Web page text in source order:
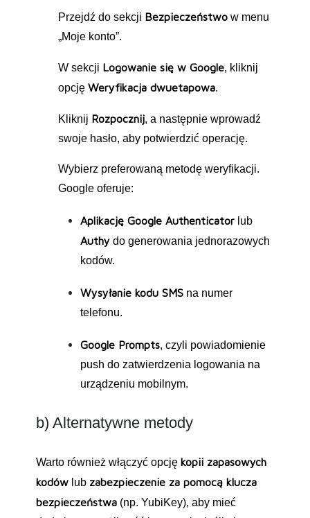
Przejdź do sekcji Bezpieczeństwo w menu
„Moje konto”.
W sekcji Logowanie się w Google, kliknij
opcję Weryfikacja dwuetapowa.
Kliknij Rozpocznij, a następnie wprowadź
swoje hasło, aby potwierdzić operację.
Wybierz preferowaną metodę weryfikacji.
Google oferuje:
Aplikację Google Authenticator lub
Authy do generowania jednorazowych
kodów.
Wysyłanie kodu SMS na numer
telefonu.
Google Prompts, czyli powiadomienie
push do zatwierdzenia logowania na
urządzeniu mobilnym.
b) Alternatywne metody
Warto również włączyć opcję kopii zapasowych
kodów lub zabezpieczenie za pomocą klucza
bezpieczeństwa (np. YubiKey), aby mieć